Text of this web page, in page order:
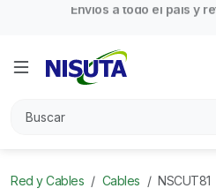
Red y Cables Cables NSCUT81